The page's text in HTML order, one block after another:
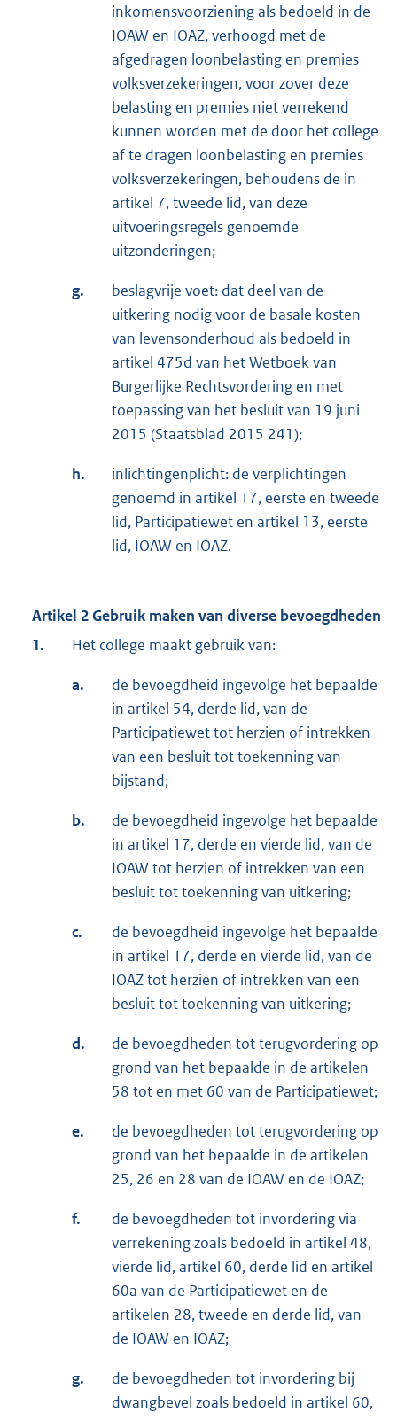
inkomensvoorziening als bedoeld in de
IOAW en IOAZ, verhoogd met de
afgedragen loonbelasting en premies
volksverzekeringen, voor zover deze
belasting en premies niet verrekend
kunnen worden met de door het college
af te dragen loonbelasting en premies
volksverzekeringen, behoudens de in
artikel 7, tweede lid, van deze
uitvoeringsregels genoemde
uitzonderingen;
g.
beslagvrije voet: dat deel van de
uitkering nodig voor de basale kosten
van levensonderhoud als bedoeld in
artikel 475d van het Wetboek van
Burgerlijke Rechtsvordering en met
toepassing van het besluit van 19 juni
2015 (Staatsblad 2015 241);
h.
inlichtingenplicht: de verplichtingen
genoemd in artikel 17, eerste en tweede
lid, Participatiewet en artikel 13, eerste
lid, IOAW en IOAZ.
Artikel 2 Gebruik maken van diverse bevoegdheden
1.
Het college maakt gebruik van:
a.
de bevoegdheid ingevolge het bepaalde
in artikel 54, derde lid, van de
Participatiewet tot herzien of intrekken
van een besluit tot toekenning van
bijstand;
b.
de bevoegdheid ingevolge het bepaalde
in artikel 17, derde en vierde lid, van de
IOAW tot herzien of intrekken van een
besluit tot toekenning van uitkering;
c.
de bevoegdheid ingevolge het bepaalde
in artikel 17, derde en vierde lid, van de
IOAZ tot herzien of intrekken van een
besluit tot toekenning van uitkering;
d.
de bevoegdheden tot terugvordering op
grond van het bepaalde in de artikelen
58 tot en met 60 van de Participatiewet;
e.
de bevoegdheden tot terugvordering op
grond van het bepaalde in de artikelen
25, 26 en 28 van de IOAW en de IOAZ;
f.
de bevoegdheden tot invordering via
verrekening zoals bedoeld in artikel 48,
vierde lid, artikel 60, derde lid en artikel
60a van de Participatiewet en de
artikelen 28, tweede en derde lid, van
de IOAW en IOAZ;
g.
de bevoegdheden tot invordering bij
dwangbevel zoals bedoeld in artikel 60,